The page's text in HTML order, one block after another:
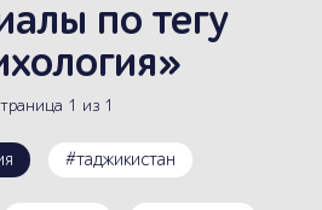
по тегу
1 из 1
#таджикистан